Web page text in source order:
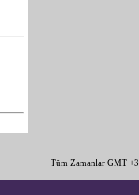
Tüm Zamanlar GMT